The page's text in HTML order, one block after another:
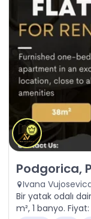
Kiralık - Daire
Podgorica,
Ivana
Bir yatak odalı
m², 1 banyo.